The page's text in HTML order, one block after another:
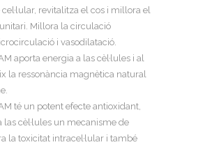
revitalitza el cos i millora el
Millora la circulació
i vasodilatació.
aporta energia a las cèl·lules i al
la ressonància magnètica natural
té un potent efecte antioxidant,
las cèl·lules un mecanisme de
la toxicitat intracel·lular i també